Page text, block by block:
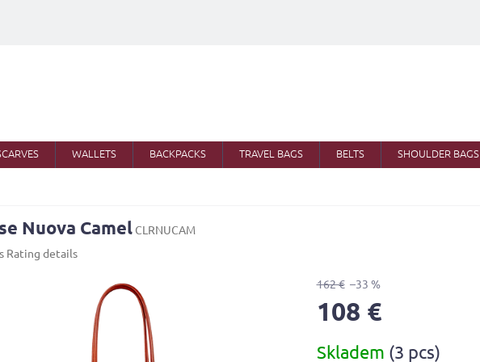
WALLETS BACKPACKS TRAVEL BAGS BELTS SHOULDER BAGS
Nuova Camel CLRNUCAM
Rating details
162 € –33 %
108 €
price:
Skladem (3 pcs)